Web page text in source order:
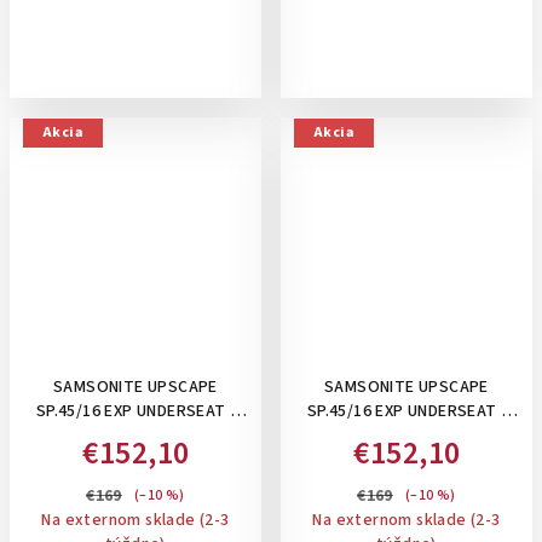
Akcia
SAMSONITE UPSCAPE
SP.45/16 EXP UNDERSEAT ,
POD SEDADLO 45 CM,
ROZŠÍRITEĽNÝ: SAGE
€152,10
€169 (–10 %)
Na externom sklade (2-3
Akcia
SAMSONITE UPSCAPE
SP.45/16 EXP UNDERSEAT ,
POD SEDADLO 45 CM,
ROZŠÍRITEĽNÝ: LAVA
€152,10
€169 (–10 %)
Na externom sklade (2-3